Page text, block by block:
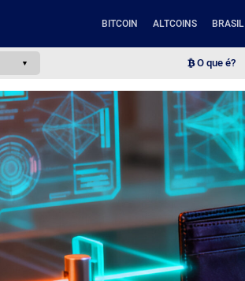
BITCOIN ALTCOINS BRASIL
O que é?